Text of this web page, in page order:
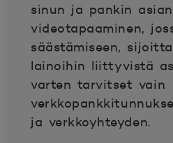
sinun ja pankin
videotapaaminen,
säästämiseen,
lainoihin liittyvistä
varten tarvitset vain
ja verkkoyhteyden.